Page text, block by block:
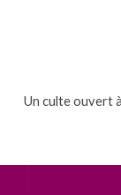
ensemble
Un culte ouvert